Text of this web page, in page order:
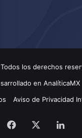
los derechos
en AnalíticaMX
Aviso de Privacidad
Facebook